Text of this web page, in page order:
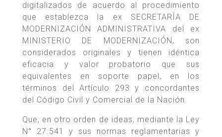
digitalizados de acuerdo al procedimiento
que establezca la ex SECRETARÍA DE
MODERNIZACIÓN ADMINISTRATIVA del ex
MINISTERIO DE MODERNIZACIÓN, son
considerados originales y tienen idéntica
eficacia y valor probatorio que sus
equivalentes en soporte papel, en los
términos del Artículo 293 y concordantes
del Código Civil y Comercial de la Nación.
Que, en otro orden de ideas, mediante la Ley
N° 27.541 y sus normas reglamentarias y